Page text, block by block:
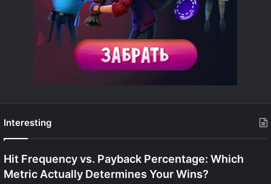
Interesting
Hit Frequency vs. Payback Percentage: Which
Metric Actually Determines Your Wins?